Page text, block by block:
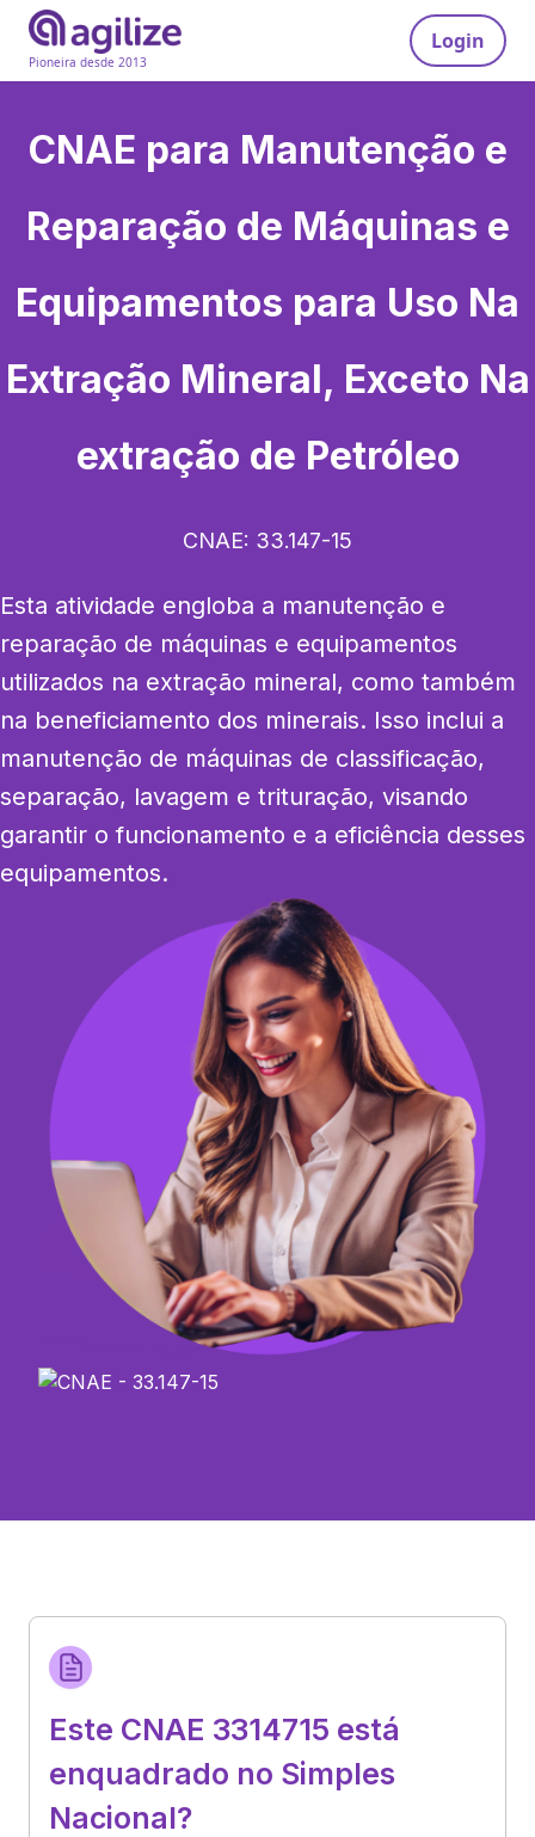
Pioneira desde 2013
Login
CNAE para Manutenção e
Reparação de Máquinas e
Equipamentos para Uso Na
Extração Mineral, Exceto Na
extração de Petróleo
CNAE: 33.147-15
Esta atividade engloba a manutenção e
reparação de máquinas e equipamentos
utilizados na extração mineral, como também
na beneficiamento dos minerais. Isso inclui a
manutenção de máquinas de classificação,
separação, lavagem e trituração, visando
garantir o funcionamento e a eficiência desses
equipamentos.
Este CNAE 3314715 está
enquadrado no Simples
Nacional?